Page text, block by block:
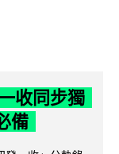
收同步獨
備